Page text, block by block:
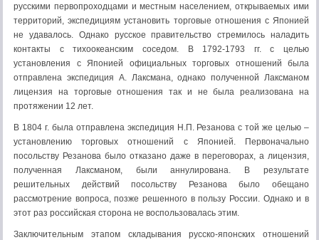
русскими первопроходцами и местным населением, открываемых ими
территорий, экспедициям установить торговые отношения с Японией
не удавалось. Однако русское правительство стремилось наладить
контакты с тихоокеанским соседом. В 1792-1793 гг. с целью
установления с Японией официальных торговых отношений была
отправлена экспедиция А. Лаксмана, однако полученной Лаксманом
лицензия на торговые отношения так и не была реализована на
протяжении 12 лет.
В 1804 г. была отправлена экспедиция Н.П. Резанова с той же целью –
установлению торговых отношений с Японией. Первоначально
посольству Резанова было отказано даже в переговорах, а лицензия,
полученная Лаксманом, были аннулирована. В результате
решительных действий посольству Резанова было обещано
рассмотрение вопроса, позже решенного в пользу России. Однако и в
этот раз российская сторона не воспользовалась этим.
Заключительным этапом складывания русско-японских отношений